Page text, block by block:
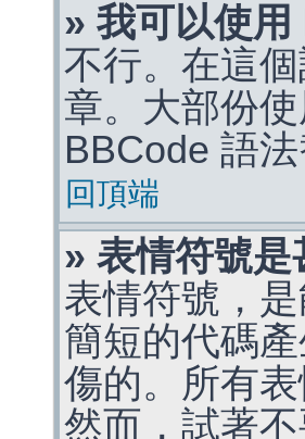
» 我可以使
不行。在這
章。大部份
BBCode 語法
回頂端
» 表情符號是
表情符號，
簡短的代碼
傷的。所有
然而，試著